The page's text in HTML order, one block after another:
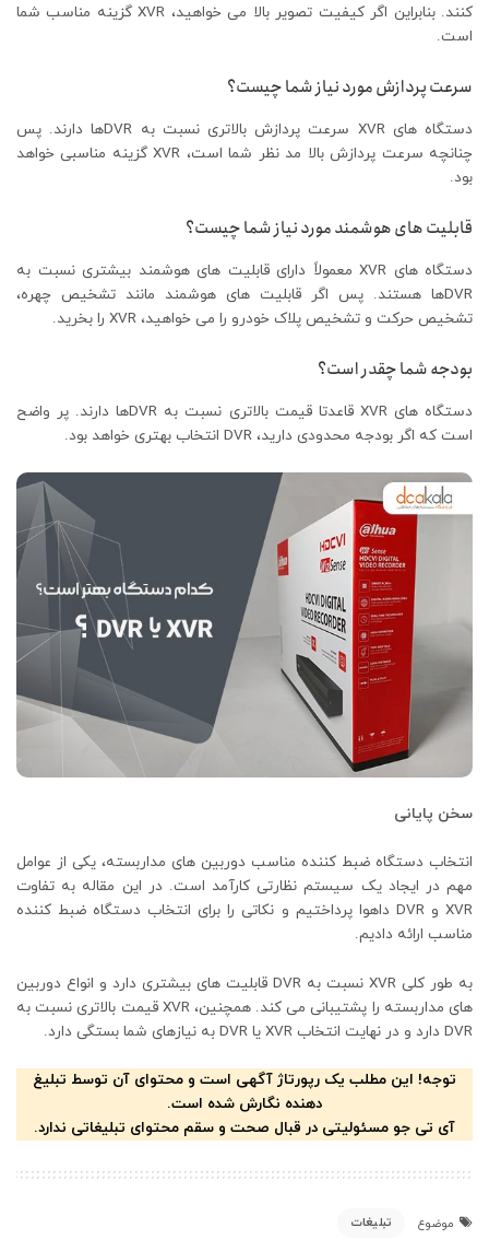
کنند. بنابراین اگر کیفیت تصویر بالا می خواهید، XVR گزینه مناسب شما
است.
سرعت پردازش مورد نیاز شما چیست؟
دستگاه های XVR سرعت پردازش بالاتری نسبت به DVRها دارند. پس
چنانچه سرعت پردازش بالا مد نظر شما است، XVR گزینه مناسبی خواهد
بود.
قابلیت‌ های هوشمند مورد نیاز شما چیست؟
دستگاه های XVR معمولاً دارای قابلیت‌ های هوشمند بیشتری نسبت به
DVRها هستند. پس اگر قابلیت‌ های هوشمند مانند تشخیص چهره،
تشخیص حرکت و تشخیص پلاک خودرو را می خواهید، XVR را بخرید.
بودجه شما چقدر است؟
دستگاه های XVR قاعدتا قیمت بالاتری نسبت به DVRها دارند. پر واضح
است که اگر بودجه محدودی دارید، DVR انتخاب بهتری خواهد بود.
سخن پایانی
انتخاب دستگاه ضبط کننده مناسب دوربین‌ های مداربسته، یکی از عوامل
مهم در ایجاد یک سیستم نظارتی کارآمد است. در این مقاله به تفاوت
XVR و DVR داهوا پرداختیم و نکاتی را برای انتخاب دستگاه ضبط کننده
مناسب ارائه دادیم.
به طور کلی XVR نسبت به DVR قابلیت‌ های بیشتری دارد و انواع دوربین‌
های مداربسته را پشتیبانی می کند. همچنین، XVR قیمت بالاتری نسبت به
DVR دارد و در نهایت انتخاب XVR یا DVR به نیازهای شما بستگی دارد.
توجه! این مطلب یک رپورتاژ آگهی است و محتوای آن توسط تبلیغ
دهنده نگارش شده است.
آی تی جو مسئولیتی در قبال صحت و سقم محتوای تبلیغاتی ندارد.
موضوع تبلیغات